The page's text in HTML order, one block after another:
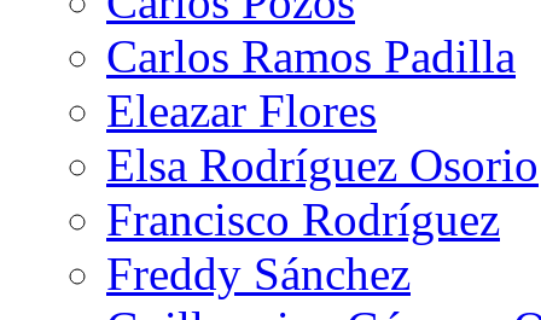
Carlos Ramos Padilla
Eleazar Flores
Elsa Rodríguez Osorio
Francisco Rodríguez
Freddy Sánchez